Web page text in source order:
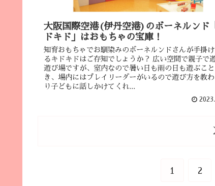
大阪国際空港(伊丹空港)のボーネルンド
ドキド」はおもちゃの宝庫！
知育おもちゃでお馴染みのボーネルンドさんが手掛
るキドキドはご存知でしょうか？ 広い空間で親子で
遊び場ですが、室内なので暑い日も雨の日も遊ぶこ
き、場内にはプレイリーダーがいるので遊び方を教
り子どもに話しかけてくれ...
1 2